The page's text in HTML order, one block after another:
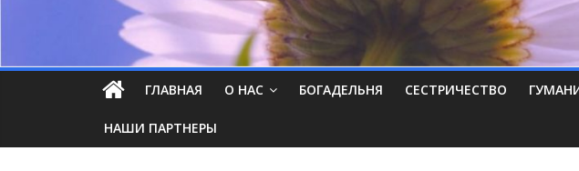
ГЛАВНАЯ О НАС БОГАДЕЛЬНЯ СЕСТРИЧЕСТВО
НАШИ ПАРТНЕРЫ